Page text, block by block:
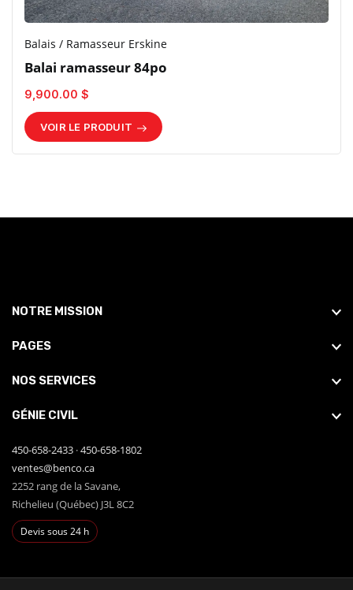
Balais / Ramasseur Erskine
Balai ramasseur 84po
9,900.00 $
VOIR LE PRODUIT
NOTRE MISSION
PAGES
NOS SERVICES
GÉNIE CIVIL
450-658-2433 ·450-658-1802
ventes@benco.ca
2252 rang de la Savane,
Richelieu (Québec) J3L 8C2
Devis sous 24 h